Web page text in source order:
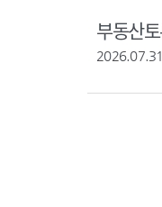
부동산
2026.07.31.